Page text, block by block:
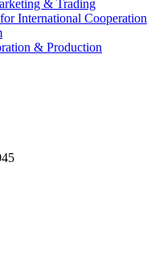
& Trading
International Cooperation
& Production